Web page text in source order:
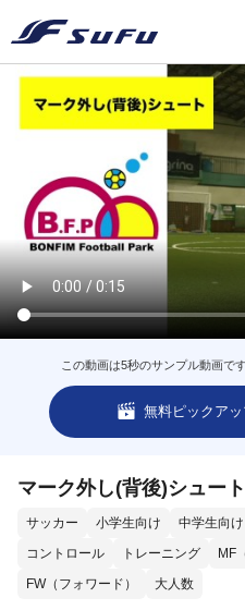
この動画は5秒のサンプル動画で
無料ピックア
マーク外し(背後)シュート
サッカー 小学生向け 中学生向け
コントロール
トレーニング
MF
FW（フォワード）
大人数